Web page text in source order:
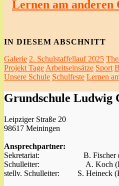
Lernen am anderen
IN DIESEM ABSCHNITT
Galerie 2. Schulstaffellauf 2025
Projekt Tage Arbeitseinsätze Sport
Unsere Schule Schulfeste Lernen
Grundschule Ludwig
Leipziger Straße 20
98617 Meiningen
Ansprechpartner:
Sekretariat: B. Fischer
Schulleiter: A. Koch (R
stellv. Schulleiter: S. Heineck